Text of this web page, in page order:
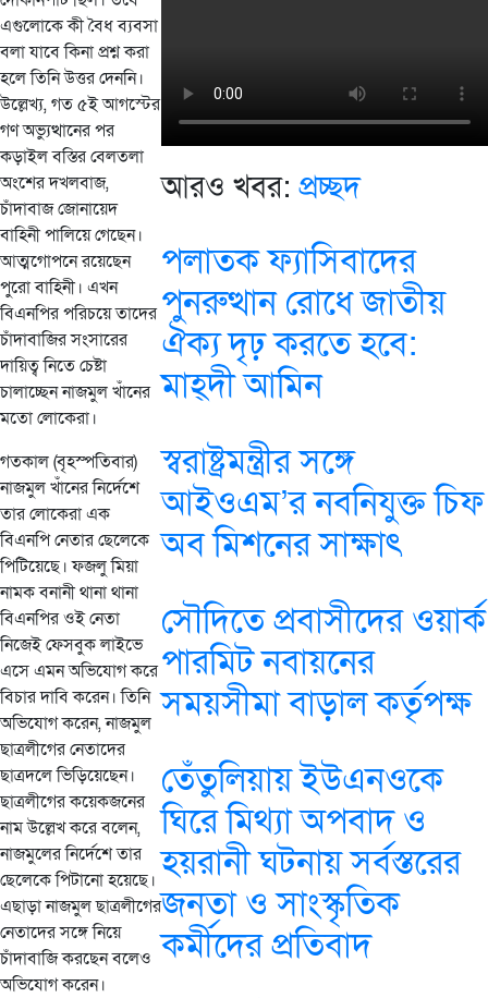
এগুলোকে কী বৈধ ব্যবসা
বলা যাবে কিনা প্রশ্ন করা
হলে তিনি উত্তর দেননি।
উল্লেখ্য, গত ৫ই আগস্টের
গণ অভ্যুত্থানের পর
কড়াইল বস্তির বেলতলা
অংশের দখলবাজ,
চাঁদাবাজ জোনায়েদ
বাহিনী পালিয়ে গেছেন।
আত্মগোপনে রয়েছেন
পুরো বাহিনী। এখন
বিএনপির পরিচয়ে তাদের
চাঁদাবাজির সংসারের
দায়িত্ব নিতে চেষ্টা
চালাচ্ছেন নাজমুল খাঁনের
মতো লোকেরা।
গতকাল (বৃহস্পতিবার)
নাজমুল খাঁনের নির্দেশে
তার লোকেরা এক
বিএনপি নেতার ছেলেকে
পিটিয়েছে। ফজলু মিয়া
নামক বনানী থানা থানা
বিএনপির ওই নেতা
নিজেই ফেসবুক লাইভে
এসে এমন অভিযোগ করে
বিচার দাবি করেন। তিনি
অভিযোগ করেন, নাজমুল
ছাত্রলীগের নেতাদের
ছাত্রদলে ভিড়িয়েছেন।
ছাত্রলীগের কয়েকজনের
নাম উল্লেখ করে বলেন,
নাজমুলের নির্দেশে তার
ছেলেকে পিটানো হয়েছে।
এছাড়া নাজমুল ছাত্রলীগের
নেতাদের সঙ্গে নিয়ে
চাঁদাবাজি করছেন বলেও
অভিযোগ করেন।
আরও খবর: প্রচ্ছদ
পলাতক ফ্যাসিবাদের
পুনরুত্থান রোধে জাতীয়
ঐক্য দৃঢ় করতে হবে:
মাহ্দী আমিন
স্বরাষ্ট্রমন্ত্রীর সঙ্গে
আইওএম’র নবনিযুক্ত চিফ
অব মিশনের সাক্ষাৎ
সৌদিতে প্রবাসীদের ওয়ার্ক
পারমিট নবায়নের
সময়সীমা বাড়াল কর্তৃপক্ষ
তেঁতুলিয়ায় ইউএনওকে
ঘিরে মিথ্যা অপবাদ ও
হয়রানী ঘটনায় সর্বস্তরের
জনতা ও সাংস্কৃতিক
কর্মীদের প্রতিবাদ